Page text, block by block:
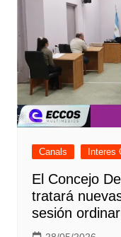
Canals Interes
El Concejo
tratará
sesión